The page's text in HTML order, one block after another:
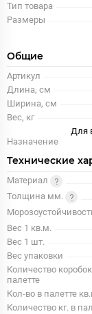
Тип товара
Размеры
Общие
Артикул
Длина, см
Ширина, см
Вес, кг
Назначение
Для
Технические
Материал
Толщина мм.
Вес 1 кв.м.
Вес 1 шт.
Вес упаковки
Количество
палетте
Кол-во в палетте
Количество кг. в